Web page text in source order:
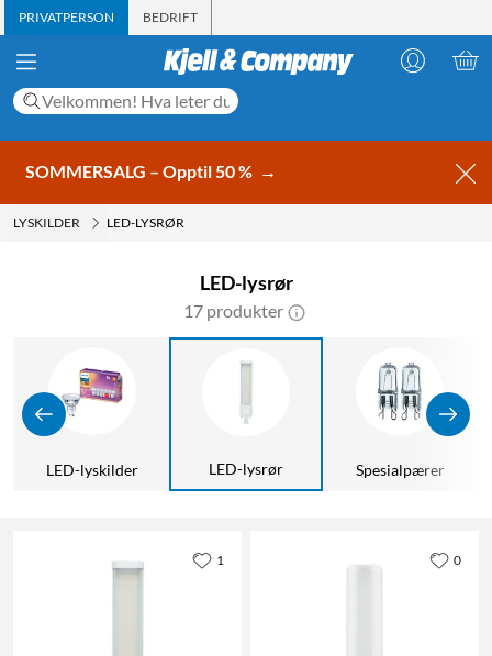
PRIVATPERSON BEDRIFT
SOMMERSALG – Opptil 50 % →
LYSKILDER LED-LYSRØR
LED-lysrør
17 produkter
LED-lyskilder LED-lysrør Spesialpærer
1 0